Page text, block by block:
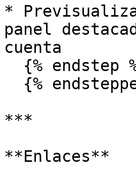
*
panel
cuenta
***
**Enlaces**